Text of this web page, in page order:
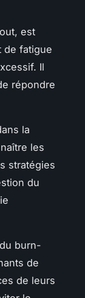
est
de fatigue
Il
répondre
la
les
stratégies
du
burn-
de
de leurs